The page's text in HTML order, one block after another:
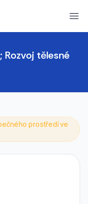
Rozvoj tělesné
prostředí ve